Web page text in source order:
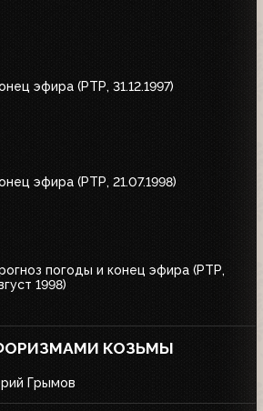
эфира (РТР, 31.12.1997)
эфира (РТР, 21.07.1998)
погоды и конец эфира (РТР,
1998)
КОЗЬМЫ
Грымов